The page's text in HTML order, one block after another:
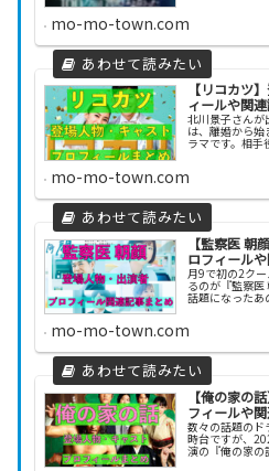
な...
mo-mo-town.com
【リコカツ
ィールや関
北川景子さんが
は、離婚から
ラマです。相
カツ】の相...
mo-mo-town.com
【監察医 朝
ロフィール
月9で初の2ク
るのが『監察医
話題になったあ
復活するという
察医...
mo-mo-town.com
【俺の家の
フィールや
数々の話題のド
時台ですが、
演の『俺の家の